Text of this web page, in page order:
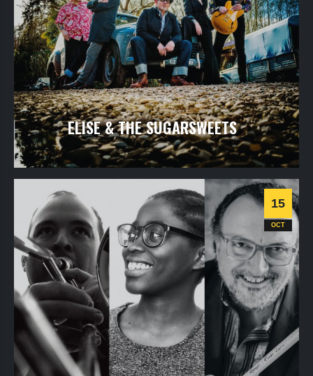
ELISE & THE SUGARSWEETS
samedi10oct 2026- 20h30 - Le Triton
Billetterie
Jazz
15
OCT